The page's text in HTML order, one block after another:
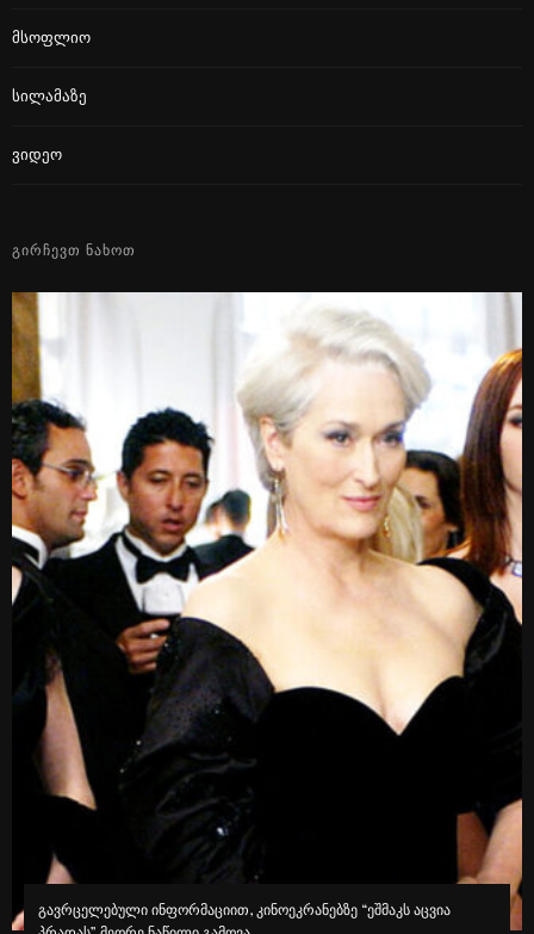
Მსოფლიო
Სილამაზე
Ვიდეო
ᲒᲘᲠᲩᲔᲕᲗ ᲜᲐᲮᲝᲗ
გავრცელებული ინფორმაციით, კინოეკრანებზე “ეშმაკს აცვია